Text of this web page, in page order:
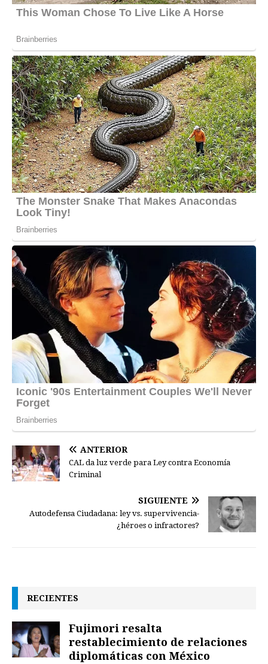
ANTERIOR
CAL da luz verde para Ley contra Economía
Criminal
SIGUIENTE
Autodefensa Ciudadana: ley vs. supervivencia-
¿héroes o infractores?
RECIENTES
Fujimori resalta
restablecimiento de relaciones
diplomáticas con México